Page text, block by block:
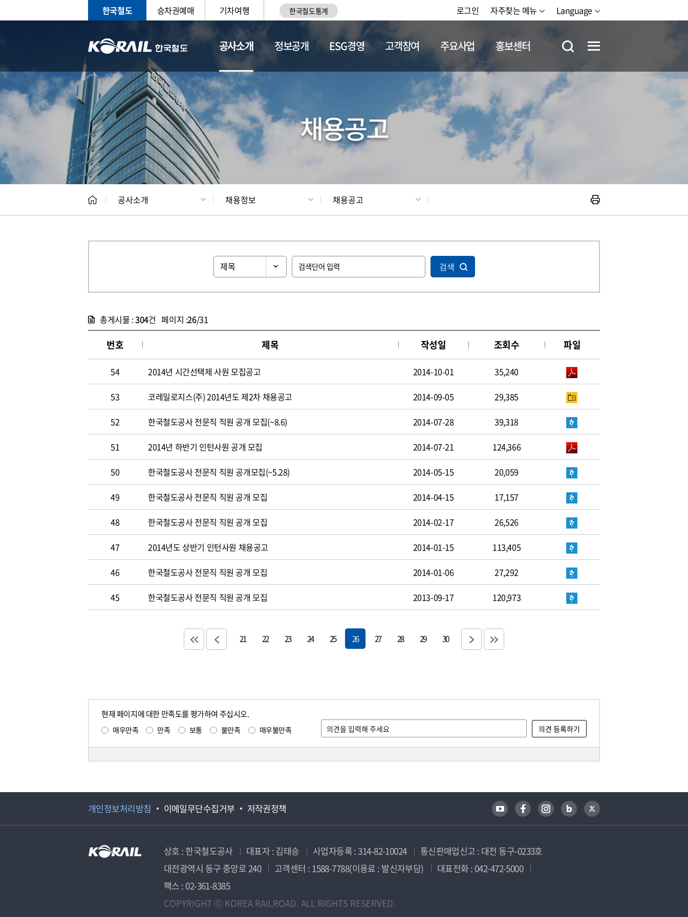
한국철도 승차권예매 기차여행 한국철도통계 로그인 자주찾는 메뉴 Language
공사소개
CEO 일반현황 채용정보
정보공개 ESG경영 고객참여 주요사업 홍보센터
채용공고
공사소개 채용정보 채용공고
검색
총게시물 :304건 페이지 :26/31
번호 제목 작성일 조회수 파일
54 2014년 시간선택제 사원 모집공고 2014-10-01 35,240
53 코레일로지스(주) 2014년도 제2차 채용공고 2014-09-05 29,385
52 한국철도공사 전문직 직원 공개 모집(~8.6) 2014-07-28 39,318
51 2014년 하반기 인턴사원 공개 모집 2014-07-21 124,366
50 한국철도공사 전문직 직원 공개모집(~5.28) 2014-05-15 20,059
49 한국철도공사 전문직 직원 공개 모집 2014-04-15 17,157
48 한국철도공사 전문직 직원 공개 모집 2014-02-17 26,526
47 2014년도 상반기 인턴사원 채용공고 2014-01-15 113,405
46 한국철도공사 전문직 직원 공개 모집 2014-01-06 27,292
45 한국철도공사 전문직 직원 공개 모집 2013-09-17 120,973
21 22 23 24 25 26 27 28 29 30
현재 페이지에 대한 만족도를 평가하여 주십시오.
매우만족 만족 보통 불만족 매우불만족
개인정보처리방침 이메일무단수집거부 저작권정책
상호 : 한국철도공사 대표자 : 김태승 사업자등록 : 314-82-10024
통신판매업신고 : 대전 동구-0233호
대전광역시 동구 중앙로 240
고객센터 : 1588-7788(이용료 : 발신자부담)
대표전화 : 042-472-5000
팩스 : 02-361-8385
COPYRIGHT ⓒ KOREA RAILROAD. ALL RIGHTS RESERVED.